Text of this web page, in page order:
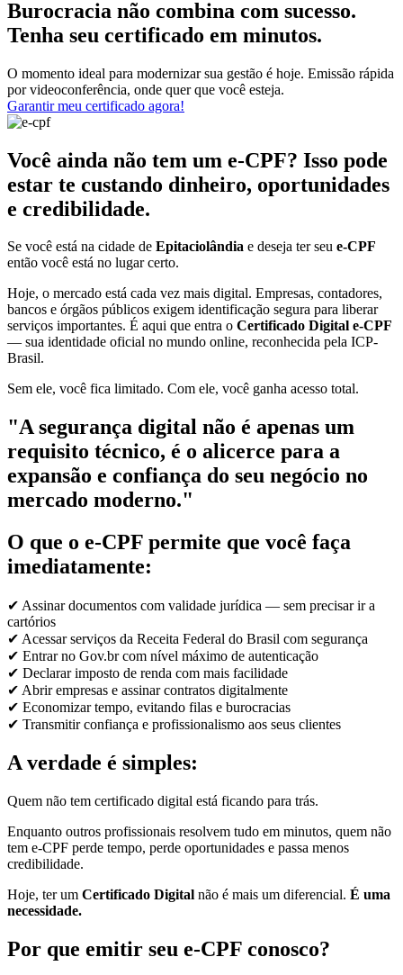
Burocracia não combina com sucesso.
Tenha seu certificado em minutos.
O momento ideal para modernizar sua gestão é hoje. Emissão rápida
por videoconferência, onde quer que você esteja.
Garantir meu certificado agora!
Você ainda não tem um e-CPF? Isso pode
estar te custando dinheiro, oportunidades
e credibilidade.
Se você está na cidade de Epitaciolândia e deseja ter seu e-CPF
então você está no lugar certo.
Hoje, o mercado está cada vez mais digital. Empresas, contadores,
bancos e órgãos públicos exigem identificação segura para liberar
serviços importantes. É aqui que entra o Certificado Digital e-CPF
— sua identidade oficial no mundo online, reconhecida pela ICP-
Brasil.
Sem ele, você fica limitado. Com ele, você ganha acesso total.
"A segurança digital não é apenas um
requisito técnico, é o alicerce para a
expansão e confiança do seu negócio no
mercado moderno."
O que o e-CPF permite que você faça
imediatamente:
✔ Assinar documentos com validade jurídica — sem precisar ir a
cartórios
✔ Acessar serviços da Receita Federal do Brasil com segurança
✔ Entrar no Gov.br com nível máximo de autenticação
✔ Declarar imposto de renda com mais facilidade
✔ Abrir empresas e assinar contratos digitalmente
✔ Economizar tempo, evitando filas e burocracias
✔ Transmitir confiança e profissionalismo aos seus clientes
A verdade é simples:
Quem não tem certificado digital está ficando para trás.
Enquanto outros profissionais resolvem tudo em minutos, quem não
tem e-CPF perde tempo, perde oportunidades e passa menos
credibilidade.
Hoje, ter um Certificado Digital não é mais um diferencial. É uma
necessidade.
Por que emitir seu e-CPF conosco?